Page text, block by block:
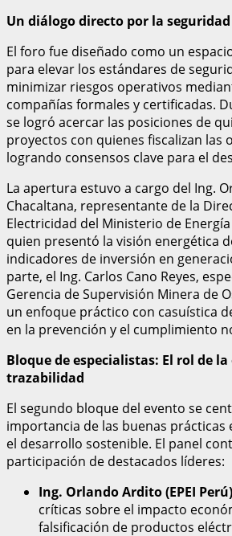
Un diálogo directo por la
El foro fue diseñado como un
para elevar los estándares de
minimizar riesgos operativos
compañías formales y certificadas.
se logró acercar las posiciones de
proyectos con quienes fiscalizan las
logrando consensos clave para el
La apertura estuvo a cargo del Ing.
Chacaltana, representante de la
Electricidad del Ministerio de Energía
quien presentó la visión energética
indicadores de inversión en
parte, el Ing. Carlos Cano Reyes,
Gerencia de Supervisión Minera de
un enfoque práctico con casuística
en la prevención y el cumplimiento
Bloque de especialistas: El rol de
trazabilidad
El segundo bloque del evento se
importancia de las buenas prácticas
el desarrollo sostenible. El panel
participación de destacados líderes:
Ing. Orlando Ardito (EPEI
críticas sobre el impacto
falsificación de productos